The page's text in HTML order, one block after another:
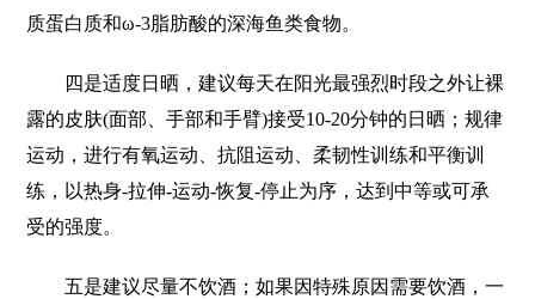
质蛋白质和ω-3脂肪酸的深海鱼类食物。
四是适度日晒，建议每天在阳光最强烈时段之外让裸
露的皮肤(面部、手部和手臂)接受10-20分钟的日晒；规律
运动，进行有氧运动、抗阻运动、柔韧性训练和平衡训
练，以热身-拉伸-运动-恢复-停止为序，达到中等或可承
受的强度。
五是建议尽量不饮酒；如果因特殊原因需要饮酒，一